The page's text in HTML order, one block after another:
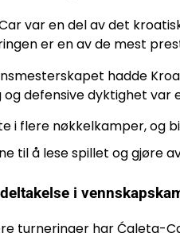
var en del av det
er en av de mest
hadde
defensive dyktighet var
i flere nøkkelkamper, og
til å lese spillet og gjøre
i
turneringer har Ćaleta-